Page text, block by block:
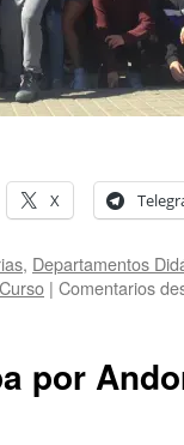
X
, Departamentos
| Comentarios
por